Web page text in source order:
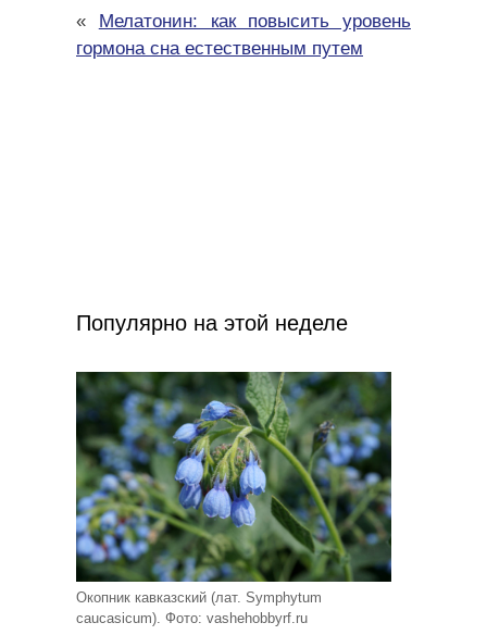
« Мелатонин: как повысить уровень
гормона сна естественным путем
Популярно на этой неделе
Окопник кавказский (лат. Symphytum
caucasicum). Фото: vashehobbyrf.ru